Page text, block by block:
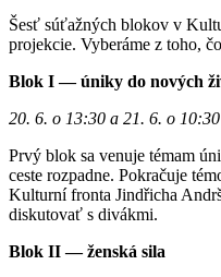
Šesť súťažných blokov v
projekcie. Vyberáme z toho,
Blok I — úniky do nových
20. 6. o 13:30 a 21. 6. o
Prvý blok sa venuje témam
ceste rozpadne. Pokračuje
Kulturní fronta Jindřicha
diskutovať s divákmi.
Blok II — ženská sila